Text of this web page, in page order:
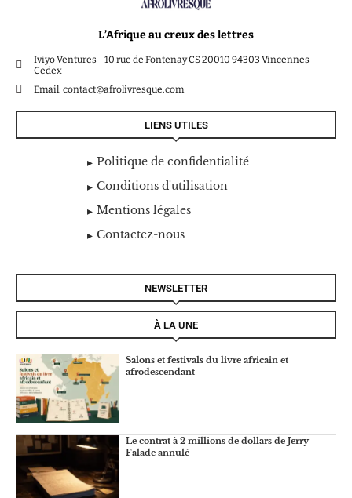
L’Afrique au creux des lettres
Iviyo Ventures - 10 rue de Fontenay CS 20010 94303 Vincennes
Cedex
Email: contact@afrolivresque.com
LIENS UTILES
Politique de confidentialité
Conditions d'utilisation
Mentions légales
Contactez-nous
NEWSLETTER
À LA UNE
Salons et festivals du livre africain et
afrodescendant
Le contrat à 2 millions de dollars de Jerry
Falade annulé